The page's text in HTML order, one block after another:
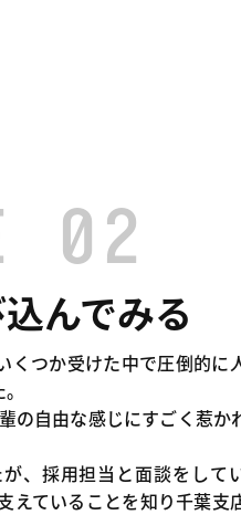
02
んでみる
くつか受けた中で圧倒的に
自由な感じにすごく惹か
、採用担当と面談をして
えていることを知り千葉支